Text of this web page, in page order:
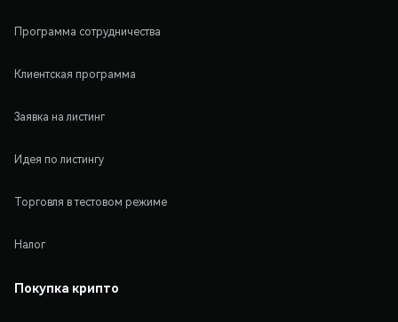
Программа сотрудничества
Клиентская программа
Заявка на листинг
Идея по листингу
Торговля в тестовом режиме
Налог
Покупка крипто